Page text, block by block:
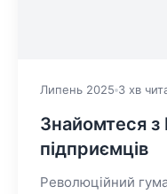
Липень 2025 3 хв
Знайомтеся
підприємців
Революційний